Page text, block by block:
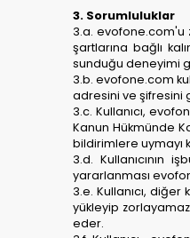
3. Sorumluluklar
3.a. evofone.com'u
şartlarına bağlı
sunduğu deneyimi
3.b. evofone.com
adresini ve şifresini
3.c. Kullanıcı,
Kanun Hükmünde
bildirimlere uymayı
3.d. Kullanıcının
yararlanması
3.e. Kullanıcı,
yükleyip
eder.